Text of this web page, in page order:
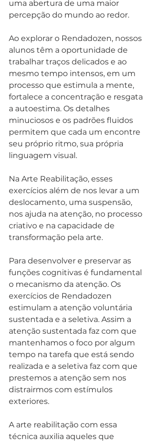
uma abertura de uma maior
percepção do mundo ao redor.
Ao explorar o Rendadozen, nossos
alunos têm a oportunidade de
trabalhar traços delicados e ao
mesmo tempo intensos, em um
processo que estimula a mente,
fortalece a concentração e resgata
a autoestima. Os detalhes
minuciosos e os padrões fluidos
permitem que cada um encontre
seu próprio ritmo, sua própria
linguagem visual.
Na Arte Reabilitação, esses
exercícios além de nos levar a um
deslocamento, uma suspensão,
nos ajuda na atenção, no processo
criativo e na capacidade de
transformação pela arte.
Para desenvolver e preservar as
funções cognitivas é fundamental
o mecanismo da atenção. Os
exercícios de Rendadozen
estimulam a atenção voluntária
sustentada e a seletiva. Assim a
atenção sustentada faz com que
mantenhamos o foco por algum
tempo na tarefa que está sendo
realizada e a seletiva faz com que
prestemos a atenção sem nos
distrairmos com estímulos
exteriores.
A arte reabilitação com essa
técnica auxilia aqueles que